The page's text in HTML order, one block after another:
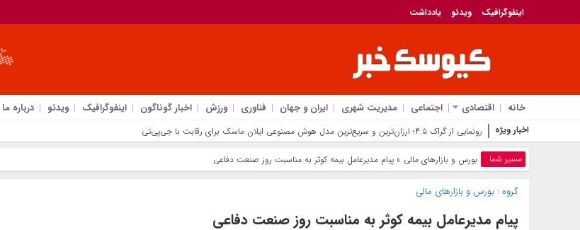
اینفوگرافیک ویدئو یادداشت
خانه اقتصادی اجتماعی مدیریت شهری ایران و جهان فناوری ورزش اخبار گوناگون اینفوگرافیک ویدئو درباره ما
اخبار ویژه رونمایی از گراک ۴.۵؛ ارزان‌ترین و سریع‌ترین مدل هوش مصنوعی ایلان ماسک برای رقابت با جی‌پی‌تی
مسیر شما بورس و بازار‌های مالی » پیام مدیرعامل بیمه کوثر به مناسبت روز صنعت دفاعی
گروه :بورس و بازار‌های مالی
پیام مدیرعامل بیمه کوثر به مناسبت روز صنعت دفاعی